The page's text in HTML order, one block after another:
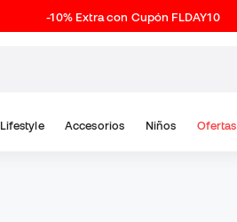
-10% Extra con Cupón FLDAY10
Lifestyle Accesorios Niños Ofertas